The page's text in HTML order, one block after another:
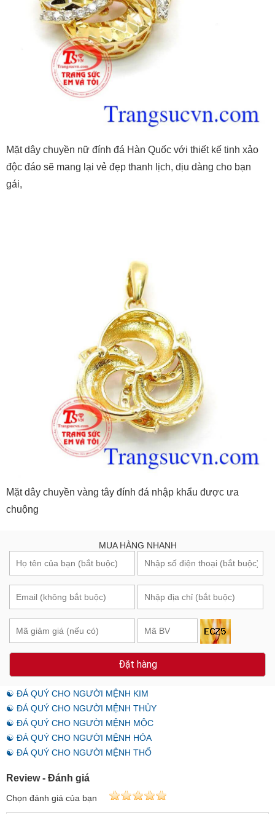
Mặt dây chuyền nữ đính đá Hàn Quốc với thiết kế tinh xảo
độc đáo sẽ mang lại vẻ đẹp thanh lịch, dịu dàng cho bạn
gái,
Mặt dây chuyền vàng tây đính đá nhập khẩu được ưa
chuộng
MUA HÀNG NHANH
Đặt hàng
☯ ĐÁ QUÝ CHO NGƯỜI MỆNH KIM
☯ ĐÁ QUÝ CHO NGƯỜI MỆNH THỦY
☯ ĐÁ QUÝ CHO NGƯỜI MỆNH MỘC
☯ ĐÁ QUÝ CHO NGƯỜI MỆNH HỎA
☯ ĐÁ QUÝ CHO NGƯỜI MỆNH THỔ
Review - Đánh giá
Chọn đánh giá của bạn